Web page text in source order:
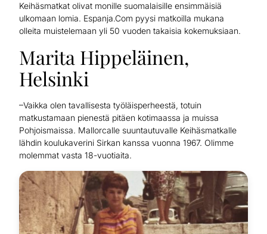
Keihäsmatkat olivat monille suomalaisille ensimmäisiä
ulkomaan lomia. Espanja.Com pyysi matkoilla mukana
olleita muistelemaan yli 50 vuoden takaisia kokemuksiaan.
Marita Hippeläinen,
Helsinki
–Vaikka olen tavallisesta työläisperheestä, totuin
matkustamaan pienestä pitäen kotimaassa ja muissa
Pohjoismaissa. Mallorcalle suuntautuvalle Keihäsmatkalle
lähdin koulukaverini Sirkan kanssa vuonna 1967. Olimme
molemmat vasta 18-vuotiaita.